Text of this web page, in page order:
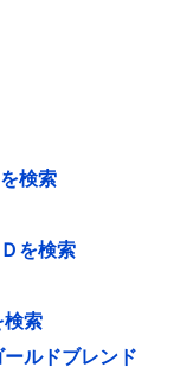
検索
を検索
検索
ルドブレンド